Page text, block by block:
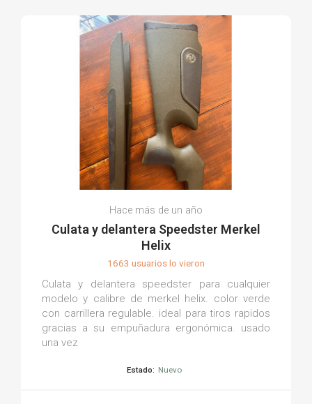
Hace más de un año
Culata y delantera Speedster Merkel
Helix
1663 usuarios lo vieron
Culata y delantera speedster para cualquier
modelo y calibre de merkel helix. color verde
con carrillera regulable. ideal para tiros rapidos
gracias a su empuñadura ergonómica. usado
una vez
Estado: Nuevo